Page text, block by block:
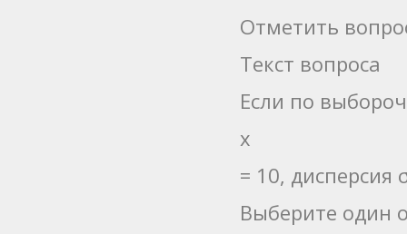
Отметить
Текст вопроса
Если по
x
= 10,
Выберите один